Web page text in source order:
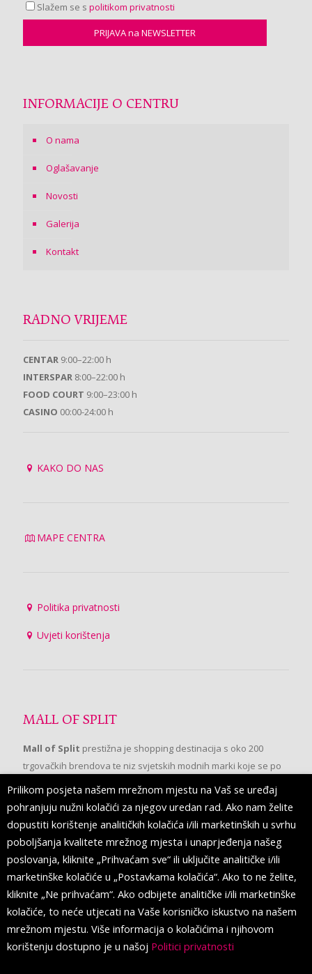
Slažem se s politikom privatnosti
INFORMACIJE O CENTRU
O nama
Oglašavanje
Novosti
Galerija
Kontakt
RADNO VRIJEME
CENTAR 9:00–22:00 h
INTERSPAR 8:00–22:00 h
FOOD COURT 9:00–23:00 h
CASINO 00:00-24:00 h
KAKO DO NAS
MAPE CENTRA
Politika privatnosti
Uvjeti korištenja
MALL OF SPLIT
Mall of Split prestižna je shopping destinacija s oko 200
trgovačkih brendova te niz svjetskih modnih marki koje se po
prvi put pojavljuju u Splitu.
PRATITE NAS
Prilikom posjeta našem mrežnom mjestu na Vaš se uređaj
pohranjuju nužni kolačići za njegov uredan rad. Ako nam želite
dopustiti korištenje analitičkih kolačića i/ili marketinških u svrhu
poboljšanja kvalitete mrežnog mjesta i unaprjeđenja našeg
poslovanja, kliknite „Prihvaćam sve“ ili uključite analitičke i/ili
marketinške kolačiće u „Postavkama kolačića“. Ako to ne želite,
kliknite „Ne prihvaćam“. Ako odbijete analitičke i/ili marketinške
kolačiće, to neće utjecati na Vaše korisničko iskustvo na našem
mrežnom mjestu. Više informacija o kolačićima i njihovom
korištenju dostupno je u našoj Politici privatnosti